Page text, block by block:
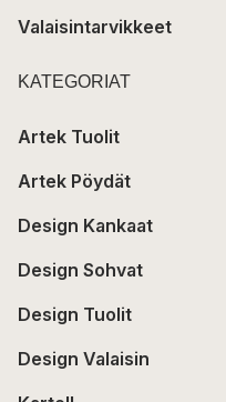
Valaisintarvikkeet
KATEGORIAT
Artek Tuolit
Artek Pöydät
Design Kankaat
Design Sohvat
Design Tuolit
Design Valaisin